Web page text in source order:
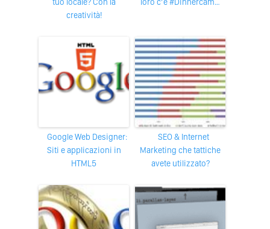
creatività!
Google Web Designer:
Siti e applicazioni in
HTML5
SEO & Internet
Marketing che tattiche
avete utilizzato?